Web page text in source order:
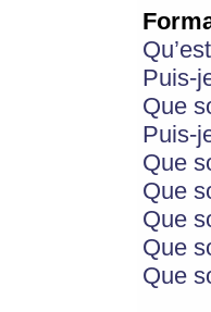
Puis-
Que
Puis-
Que
Que
Que
Que
Que